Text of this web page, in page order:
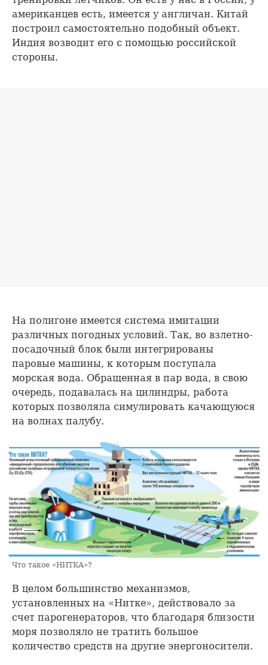
американцев есть, имеется у англичан. Китай
построил самостоятельно подобный объект.
Индия возводит его с помощью российской
стороны.
На полигоне имеется система имитации
различных погодных условий. Так, во взлетно-
посадочный блок были интегрированы
паровые машины, к которым поступала
морская вода. Обращенная в пар вода, в свою
очередь, подавалась на цилиндры, работа
которых позволяла симулировать качающуюся
на волнах палубу.
Что такое «НИТКА»?
В целом большинство механизмов,
установленных на «Нитке», действовало за
счет парогенераторов, что благодаря близости
моря позволяло не тратить большое
количество средств на другие энергоносители.